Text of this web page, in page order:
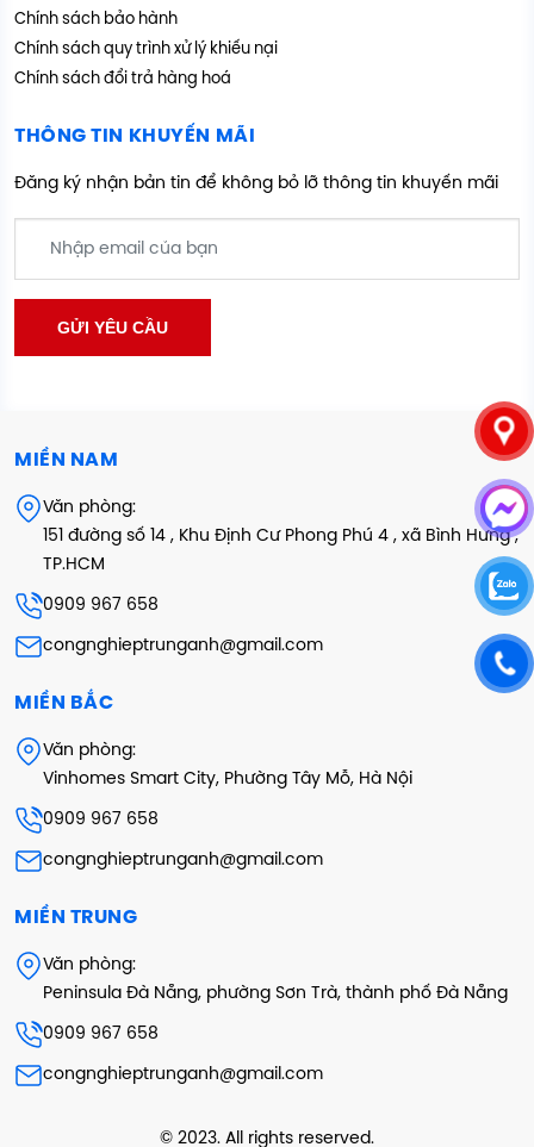
Chính sách bảo hành
Chính sách quy trình xử lý khiếu nại
Chính sách đổi trả hàng hoá
THÔNG TIN KHUYẾN MÃI
Đăng ký nhận bản tin để không bỏ lỡ thông tin khuyến mãi
MIỀN NAM
Văn phòng:
151 đường số 14 , Khu Định Cư Phong Phú 4 , xã Bình Hưng ,
TP.HCM
0909 967 658
congnghieptrunganh@gmail.com
MIỀN BẮC
Văn phòng:
Vinhomes Smart City, Phường Tây Mỗ, Hà Nội
0909 967 658
congnghieptrunganh@gmail.com
MIỀN TRUNG
Văn phòng:
Peninsula Đà Nẵng, phường Sơn Trà, thành phố Đà Nẵng
0909 967 658
congnghieptrunganh@gmail.com
© 2023. All rights reserved.